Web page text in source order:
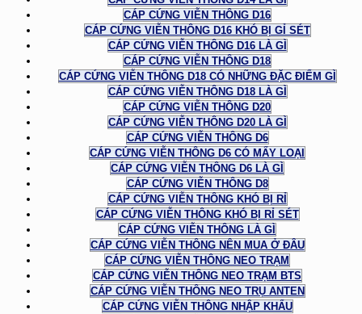
CÁP CỨNG VIỄN THÔNG D16
CÁP CỨNG VIỄN THÔNG D16 KHÓ BỊ GỈ SÉT
CÁP CỨNG VIỄN THÔNG D16 LÀ GÌ
CÁP CỨNG VIỄN THÔNG D18
CÁP CỨNG VIỄN THÔNG D18 CÓ NHỮNG ĐẶC ĐIỂM GÌ
CÁP CỨNG VIỄN THÔNG D18 LÀ GÌ
CÁP CỨNG VIỄN THÔNG D20
CÁP CỨNG VIỄN THÔNG D20 LÀ GÌ
CÁP CỨNG VIỄN THÔNG D6
CÁP CỨNG VIỄN THÔNG D6 CÓ MẤY LOẠI
CÁP CỨNG VIỄN THÔNG D6 LÀ GÌ
CÁP CỨNG VIỄN THÔNG D8
CÁP CỨNG VIỄN THÔNG KHÓ BỊ RỈ
CÁP CỨNG VIỄN THÔNG KHÓ BỊ RỈ SÉT
CÁP CỨNG VIỄN THÔNG LÀ GÌ
CÁP CỨNG VIỄN THÔNG NÊN MUA Ở ĐÂU
CÁP CỨNG VIỄN THÔNG NEO TRẠM
CÁP CỨNG VIỄN THÔNG NEO TRẠM BTS
CÁP CỨNG VIỄN THÔNG NEO TRỤ ANTEN
CÁP CỨNG VIỄN THÔNG NHẬP KHẨU